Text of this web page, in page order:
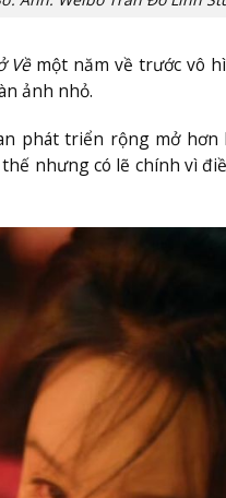
Vềmột năm về trước vô
ảnh nhỏ.
phát triển rộng mở hơn
nhưng có lẽ chính vì